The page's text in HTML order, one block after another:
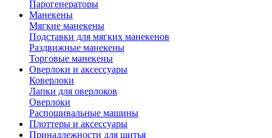
Парогенераторы
Манекены
Мягкие манекены
Подставки для мягких манекенов
Раздвижные манекены
Торговые манекены
Оверлоки и аксессуары
Коверлоки
Лапки для оверлоков
Оверлоки
Распошивальные машины
Плоттеры и аксессуары
Принадлежности для шитья